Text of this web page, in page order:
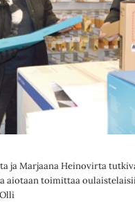
ja Marjaana Heinovirta
aiotaan toimittaa